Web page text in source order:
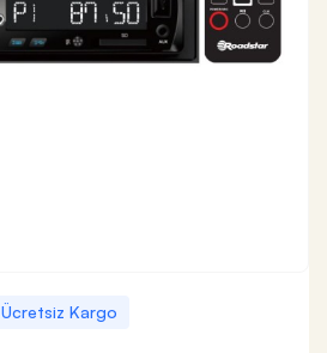
Ücretsiz Kargo